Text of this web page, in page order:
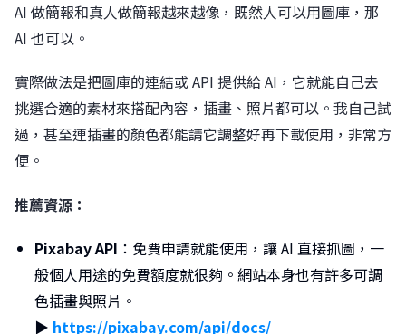
AI 做簡報和真人做簡報越來越像，既然人可以用圖庫，那
AI 也可以。
實際做法是把圖庫的連結或 API 提供給 AI，它就能自己去
挑選合適的素材來搭配內容，插畫、照片都可以。我自己試
過，甚至連插畫的顏色都能請它調整好再下載使用，非常方
便。
推薦資源：
Pixabay API ：免費申請就能使用，讓 AI 直接抓圖，一
般個人用途的免費額度就很夠。網站本身也有許多可調
色插畫與照片。
▶︎ https://pixabay.com/api/docs/